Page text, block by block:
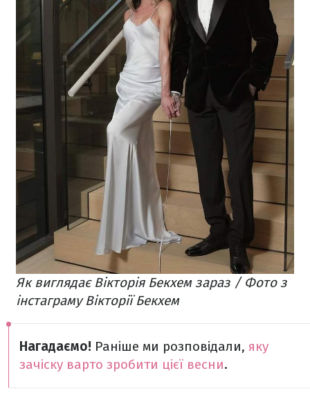
Як виглядає Вікторія Бекхем зараз / Фото з
інстаграму Вікторії Бекхем
Нагадаємо! Раніше ми розповідали, яку
зачіску варто зробити цієї весни.